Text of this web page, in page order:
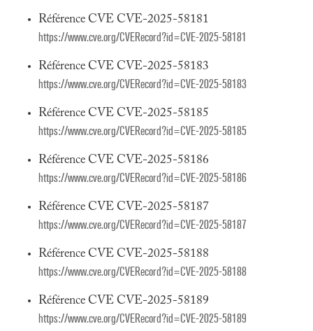
Référence CVE CVE-2025-58181
https://www.cve.org/CVERecord?id=CVE-2025-58181
Référence CVE CVE-2025-58183
https://www.cve.org/CVERecord?id=CVE-2025-58183
Référence CVE CVE-2025-58185
https://www.cve.org/CVERecord?id=CVE-2025-58185
Référence CVE CVE-2025-58186
https://www.cve.org/CVERecord?id=CVE-2025-58186
Référence CVE CVE-2025-58187
https://www.cve.org/CVERecord?id=CVE-2025-58187
Référence CVE CVE-2025-58188
https://www.cve.org/CVERecord?id=CVE-2025-58188
Référence CVE CVE-2025-58189
https://www.cve.org/CVERecord?id=CVE-2025-58189